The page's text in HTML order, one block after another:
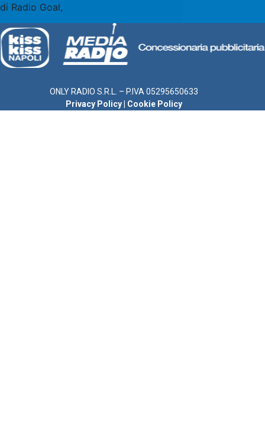
di Radio Goal,
ONLY RADIO S.R.L. – P.IVA 05295650633
Privacy Policy
Cookie Policy